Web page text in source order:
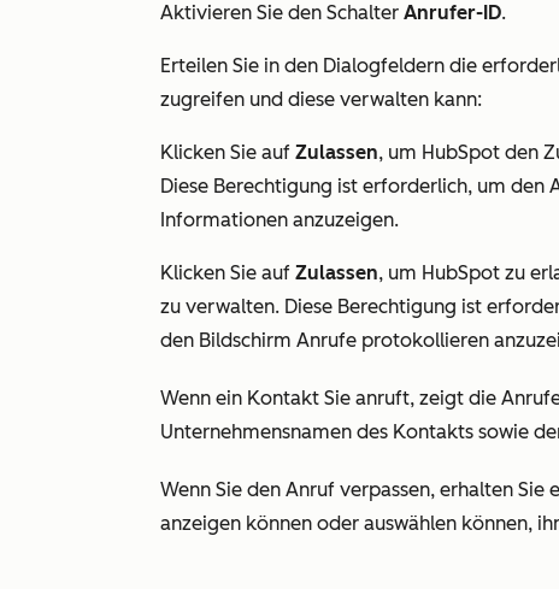
Aktivieren Sie den Schalter Anrufer-ID.
Erteilen Sie in den Dialogfeldern die
zugreifen und diese verwalten kann:
Klicken Sie auf Zulassen, um HubSpot den
Diese Berechtigung ist erforderlich, um den
Informationen anzuzeigen.
Klicken Sie auf Zulassen, um HubSpot zu
zu verwalten. Diese Berechtigung ist
den Bildschirm Anrufe protokollieren
Wenn ein Kontakt Sie anruft, zeigt die
Unternehmensnamen des Kontakts sowie
Wenn Sie den Anruf verpassen, erhalten
anzeigen können oder auswählen können,